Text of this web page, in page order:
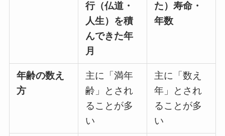
行（仏道・
人生）を積
んできた年
月
た）寿命・
年数
年齢の数え
方
主に「満年
齢」とされ
ることが多
い
主に「数え
年」とされ
ることが多
い